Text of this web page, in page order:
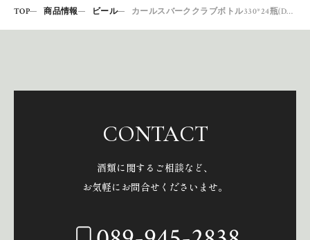
TOP 商品情報 ビール カールスバーククラブボトル330*24瓶(DNK)
CONTACT
酒類に関するご相談など、
お気軽にお問合せくださいませ。